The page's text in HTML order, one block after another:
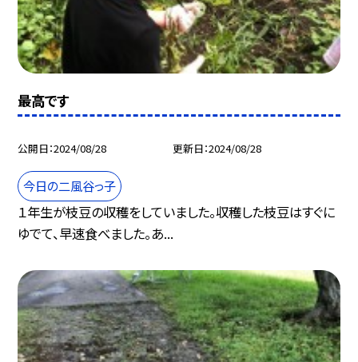
最高です
公開日 2024/08/28 更新日 2024/08/28
今日の二風谷っ子
１年生が枝豆の収穫をしていました。収穫した枝豆はすぐに
ゆでて、早速食べました。あ...